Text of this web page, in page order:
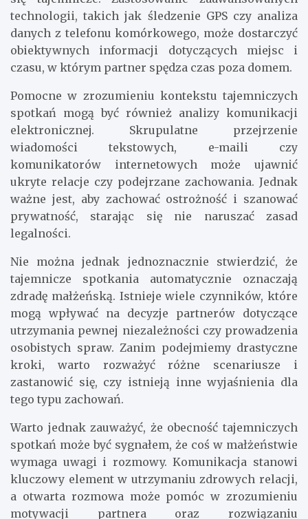
technologii, takich jak śledzenie GPS czy analiza
danych z telefonu komórkowego, może dostarczyć
obiektywnych informacji dotyczących miejsc i
czasu, w którym partner spędza czas poza domem.
Pomocne w zrozumieniu kontekstu tajemniczych
spotkań mogą być również analizy komunikacji
elektronicznej. Skrupulatne przejrzenie
wiadomości tekstowych, e-maili czy
komunikatorów internetowych może ujawnić
ukryte relacje czy podejrzane zachowania. Jednak
ważne jest, aby zachować ostrożność i szanować
prywatność, starając się nie naruszać zasad
legalności.
Nie można jednak jednoznacznie stwierdzić, że
tajemnicze spotkania automatycznie oznaczają
zdradę małżeńską. Istnieje wiele czynników, które
mogą wpływać na decyzje partnerów dotyczące
utrzymania pewnej niezależności czy prowadzenia
osobistych spraw. Zanim podejmiemy drastyczne
kroki, warto rozważyć różne scenariusze i
zastanowić się, czy istnieją inne wyjaśnienia dla
tego typu zachowań.
Warto jednak zauważyć, że obecność tajemniczych
spotkań może być sygnałem, że coś w małżeństwie
wymaga uwagi i rozmowy. Komunikacja stanowi
kluczowy element w utrzymaniu zdrowych relacji,
a otwarta rozmowa może pomóc w zrozumieniu
motywacji partnera oraz rozwiązaniu